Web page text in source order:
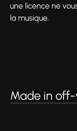
une licence ne
la musique.
Made in